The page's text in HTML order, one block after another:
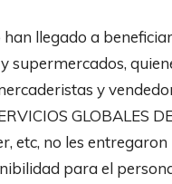
llegado a
supermercados,
y
GLOBALES
etc, no les
para el